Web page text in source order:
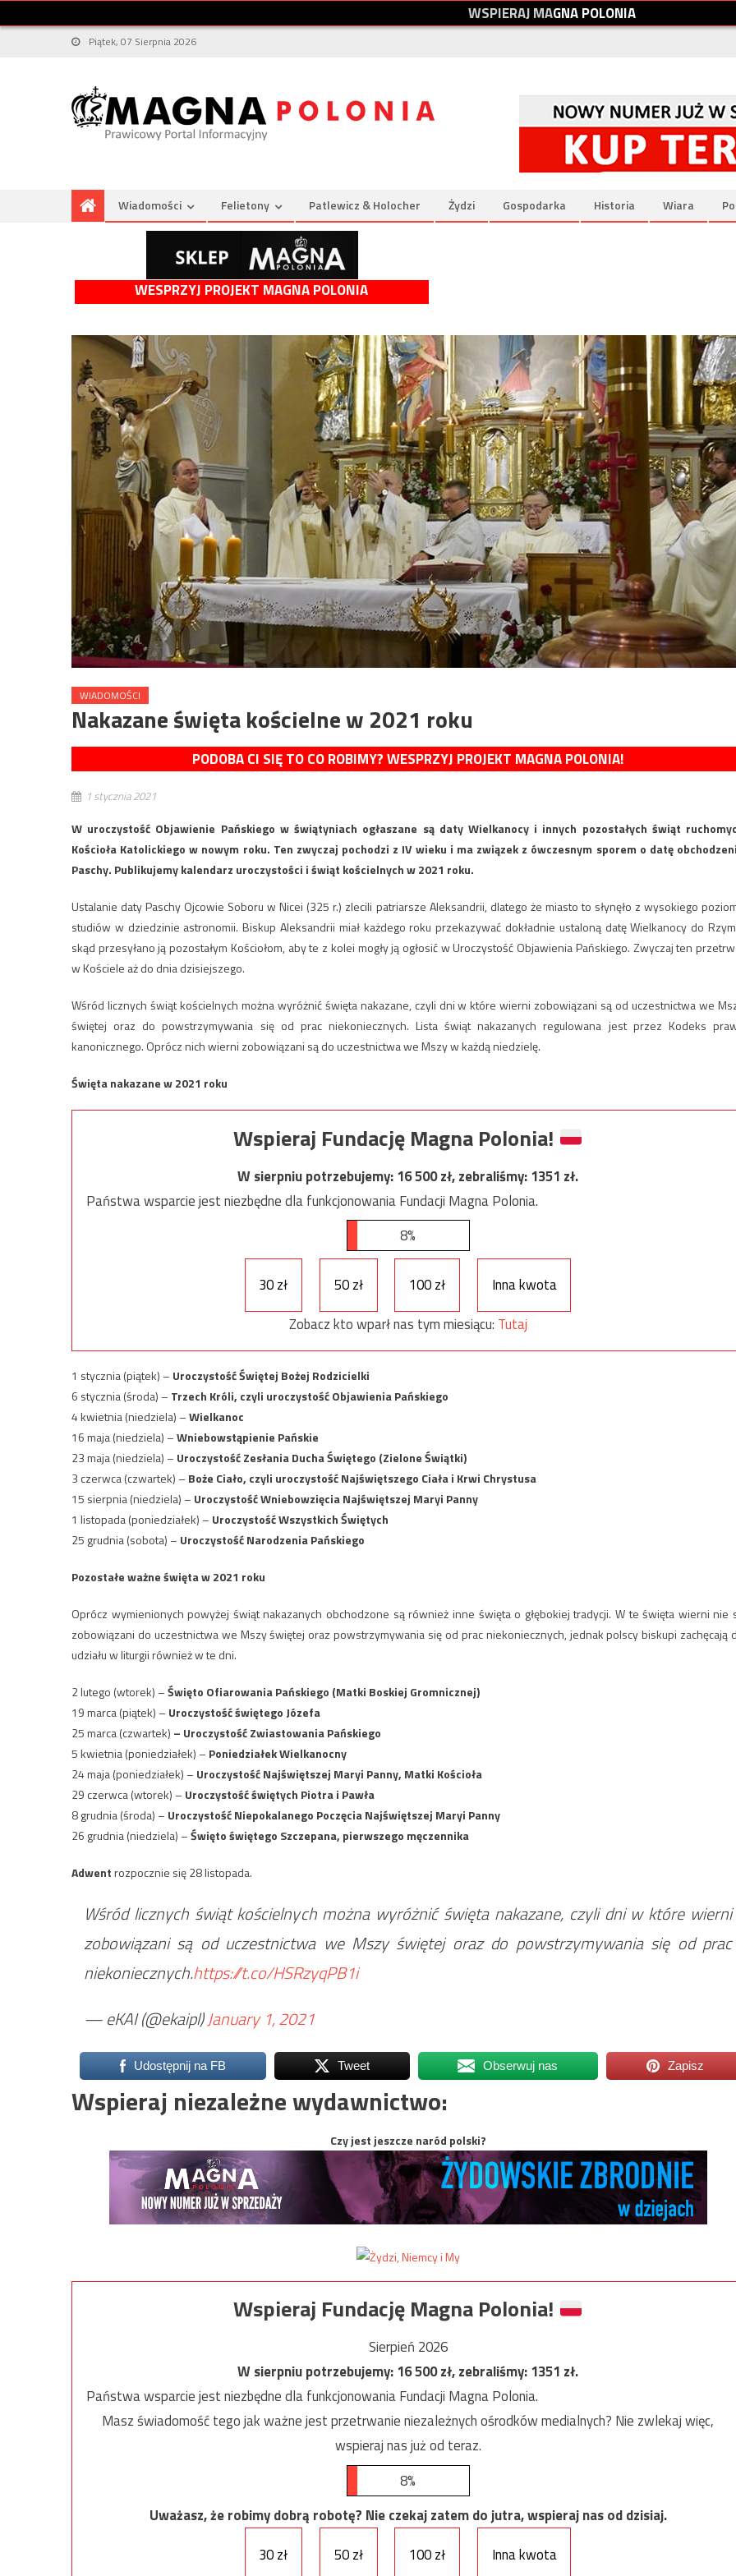
WSPIERAJMAGNAPOLONIA
Piątek, 07 Sierpnia 2026
Wiadomości Felietony Patlewicz & Holocher Żydzi Gospodarka Historia Wiara
WESPRZYJ PROJEKT MAGNA POLONIA
WIADOMOŚCI
Nakazane święta kościelne w 2021 roku
PODOBA CI SIĘ TO CO ROBIMY? WESPRZYJ PROJEKT MAGNA POLONIA!
1 stycznia 2021
W uroczystość Objawienie Pańskiego w świątyniach ogłaszane są daty Wielkanocy i innych pozostałych świąt
Kościoła Katolickiego w nowym roku. Ten zwyczaj pochodzi z IV wieku i ma związek z ówczesnym sporem o datę
Paschy. Publikujemy kalendarz uroczystości i świąt kościelnych w 2021 roku.
Ustalanie daty Paschy Ojcowie Soboru w Nicei (325 r.) zlecili patriarsze Aleksandrii, dlatego że miasto to słynęło z wysokiego
studiów w dziedzinie astronomii. Biskup Aleksandrii miał każdego roku przekazywać dokładnie ustaloną datę Wielkanocy do
skąd przesyłano ją pozostałym Kościołom, aby te z kolei mogły ją ogłosić w Uroczystość Objawienia Pańskiego. Zwyczaj ten
w Kościele aż do dnia dzisiejszego.
Wśród licznych świąt kościelnych można wyróżnić święta nakazane, czyli dni w które wierni zobowiązani są od uczestnictwa we
świętej oraz do powstrzymywania się od prac niekoniecznych. Lista świąt nakazanych regulowana jest przez Kodeks
kanonicznego. Oprócz nich wierni zobowiązani są do uczestnictwa we Mszy w każdą niedzielę.
Święta nakazane w 2021 roku
Wspieraj Fundację Magna Polonia!
W sierpniu potrzebujemy:16 500zł, zebraliśmy:1351 zł.
Państwa wsparcie jest niezbędne dla funkcjonowania Fundacji Magna Polonia.
8%
30 zł 50 zł 100 zł
Inna kwota
Zobacz kto wparł nas tym miesiącu: Tutaj
1 stycznia (piątek) – Uroczystość Świętej Bożej Rodzicielki
6 stycznia (środa) – Trzech Króli, czyli uroczystość Objawienia Pańskiego
4 kwietnia (niedziela) –Wielkanoc
16 maja (niedziela) –Wniebowstąpienie Pańskie
23 maja (niedziela) – Uroczystość Zesłania Ducha Świętego (Zielone Świątki)
3 czerwca (czwartek) – Boże Ciało, czyli uroczystość Najświętszego Ciała i Krwi Chrystusa
15 sierpnia (niedziela) – Uroczystość Wniebowzięcia Najświętszej Maryi Panny
1 listopada (poniedziałek) – Uroczystość Wszystkich Świętych
25 grudnia (sobota) – Uroczystość Narodzenia Pańskiego
Pozostałe ważne święta w 2021 roku
Oprócz wymienionych powyżej świąt nakazanych obchodzone są również inne święta o głębokiej tradycji. W te święta wierni nie
zobowiązani do uczestnictwa we Mszy świętej oraz powstrzymywania się od prac niekoniecznych, jednak polscy biskupi zachęcają
udziału w liturgii również w te dni.
2 lutego (wtorek) –Święto Ofiarowania Pańskiego (Matki Boskiej Gromnicznej)
19 marca (piątek) – Uroczystość świętego Józefa
25 marca (czwartek) – Uroczystość Zwiastowania Pańskiego
5 kwietnia (poniedziałek) – Poniedziałek Wielkanocny
24 maja (poniedziałek) – Uroczystość Najświętszej Maryi Panny, Matki Kościoła
29 czerwca (wtorek) – Uroczystość świętych Piotra i Pawła
8 grudnia (środa) – Uroczystość Niepokalanego Poczęcia Najświętszej Maryi Panny
26 grudnia (niedziela) –Święto świętego Szczepana, pierwszego męczennika
Adwentrozpocznie się 28 listopada.
Wśród licznych świąt kościelnych można wyróżnić święta nakazane, czyli dni w które wierni
zobowiązani są od uczestnictwa we Mszy świętej oraz do powstrzymywania się od prac
niekoniecznych.https://t.co/HSRzyqPB1i
— eKAI (@ekaipl)January 1, 2021
Udostępnij na FB Tweet Obserwuj nas Zapisz
Wspieraj niezależne wydawnictwo:
Czy jest jeszcze naród polski?
Wspieraj Fundację Magna Polonia!
Sierpień 2026
W sierpniu potrzebujemy:16 500zł, zebraliśmy:1351 zł.
Państwa wsparcie jest niezbędne dla funkcjonowania Fundacji Magna Polonia.
Masz świadomość tego jak ważne jest przetrwanie niezależnych ośrodków medialnych? Nie zwlekaj więc,
wspieraj nas już od teraz.
8%
Uważasz, że robimy dobrą robotę? Nie czekaj zatem do jutra, wspieraj nas od dzisiaj.
30 zł
50 zł 100 zł Inna kwota